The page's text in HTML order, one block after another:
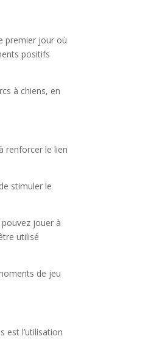
premier jour où
positifs
à chiens, en
renforcer le lien
stimuler le
jouer à
utilisé
de jeu
est l’utilisation